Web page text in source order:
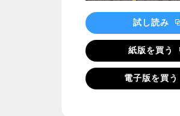
試し読み
紙版を買う
電子版を買う